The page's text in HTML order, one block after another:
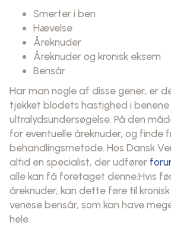
Smerter i ben
Hævelse
Åreknuder
Åreknuder og kronisk eksem
Bensår
Har man nogle af disse gener, er
tjekket blodets hastighed i
ultralydsundersøgelse. På den
for eventuelle åreknuder, og finde
behandlingsmetode. Hos Dansk
altid en specialist, der udfører
alle kan få foretaget denne.Hvis
åreknuder, kan dette føre til
venøse bensår, som kan have
hele.